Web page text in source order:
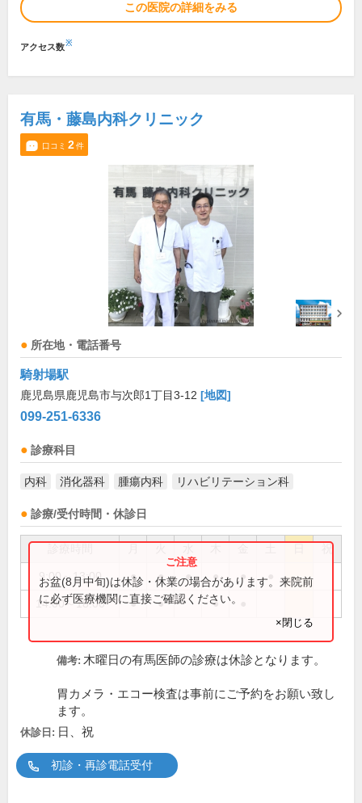
この医院の詳細をみる
アクセス数※
有馬・藤島内科クリニック
口コミ 2件
所在地・電話番号
騎射場駅
鹿児島県鹿児島市与次郎1丁目3-12 [地図]
099-251-6336
診療科目
内科 消化器科 腫瘍内科 リハビリテーション科
診療/受付時間・休診日
祝
9:00～13:00 ● ● ● ● ●
14:00～18:00 ● ● ●
お盆(8月中旬)は休診・休業の場合があります。来院前
に必ず医療機関に直接ご確認ください。
×閉じる
備考: 木曜日の有馬医師の診療は休診となります。
胃カメラ・エコー検査は事前にご予約をお願い致し
ます。
休診日: 日、祝
初診・再診電話受付